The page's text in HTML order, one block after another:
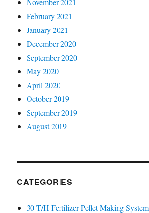
November 2021
February 2021
January 2021
December 2020
September 2020
May 2020
April 2020
October 2019
September 2019
August 2019
CATEGORIES
30 T/H Fertilizer Pellet Making System